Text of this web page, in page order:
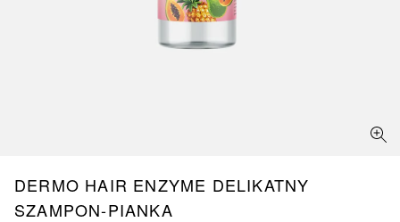
DERMO HAIR ENZYME DELIKATNY
SZAMPON-PIANKA